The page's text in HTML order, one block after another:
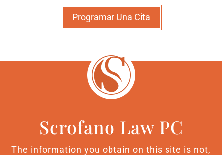
Programar Una Cita
Scrofano Law PC
The information you obtain on this site is not,